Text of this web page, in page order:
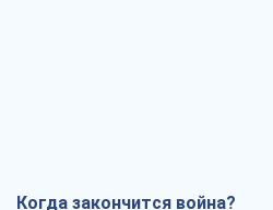
Когда закончится война?